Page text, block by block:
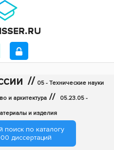
// 05 - Технические науки
и архитектура // 05.23.05 -
и изделия
поиск по каталогу
диссертаций